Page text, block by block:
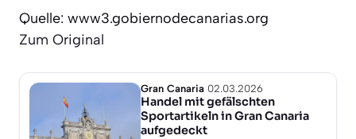
Quelle: www3.gobiernodecanarias.org
Zum Original
Gran Canaria 02.03.2026
Handel mit gefälschten
Sportartikeln in Gran Canaria
aufgedeckt